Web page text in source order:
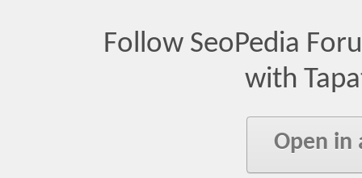
Follow SeoPedia
with
Open in